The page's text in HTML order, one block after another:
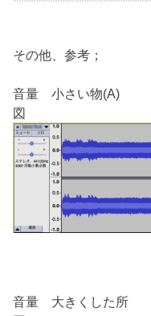
その他、参考；
音量 小さい物(A)
図
音量 大きくした所